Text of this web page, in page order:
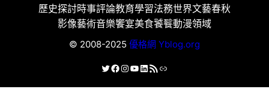
歷史探討時事評論教育學習法務世界文藝春秋
影像藝術音樂饗宴美食饕餮動漫領域
© 2008-2025 優格網 Yblog.org
X Facebook
Instagram
YouTube
LinkedIn
RSS 資訊提供連結